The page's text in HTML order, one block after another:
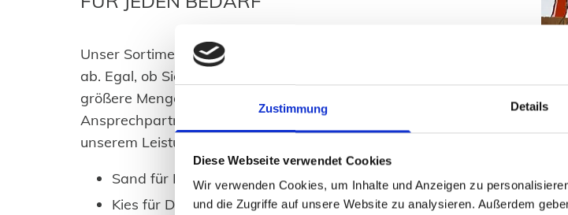
Zustimmung Details
Diese Webseite verwendet Cookies
Wir verwenden Cookies, um Inhalte und Anzeigen zu
und die Zugriffe auf unsere Website zu analysieren. Außerdem
Unser Sortiment deckt alle Anforderungen rund um Ihr Bauprojekt
ab. Egal, ob Sie kleinere Mengen für private Bauvorhaben oder
größere Mengen für gewerbliche Projekte benötigen – wir sind Ihr
Ansprechpartner für Baustoffe in und um Salzhemmendorf. Zu
unserem Leistungsangebot zählen:
Sand für Betonarbeiten, Estriche und Mörtel
Kies für Drainagen, Fundamente und Wege